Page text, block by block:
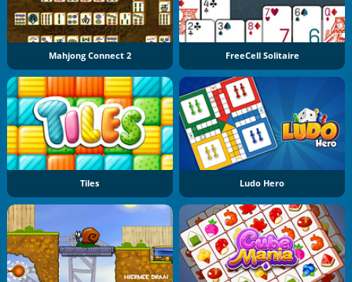
Mahjong Connect 2 FreeCell Solitaire
Tiles Ludo Hero